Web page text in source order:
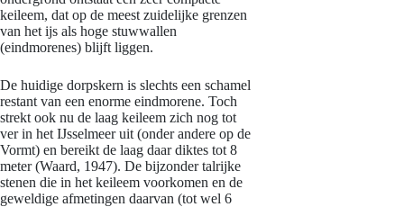
keileem, dat op de meest zuidelijke grenzen
van het ijs als hoge stuwwallen
(eindmorenes) blijft liggen.
De huidige dorpskern is slechts een schamel
restant van een enorme eindmorene. Toch
strekt ook nu de laag keileem zich nog tot
ver in het IJsselmeer uit (onder andere op de
Vormt) en bereikt de laag daar diktes tot 8
meter (Waard, 1947). De bijzonder talrijke
stenen die in het keileem voorkomen en de
geweldige afmetingen daarvan (tot wel 6